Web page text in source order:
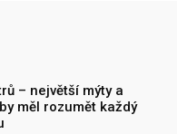
– největší mýty a
měl rozumět každý